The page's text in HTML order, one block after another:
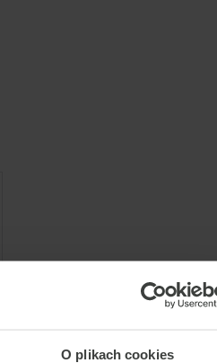
O plikach cookies